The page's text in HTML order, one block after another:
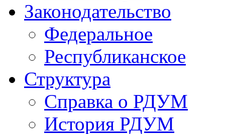
Законодательство
Федеральное
Республиканское
Структура
Справка о РДУМ
История РДУМ